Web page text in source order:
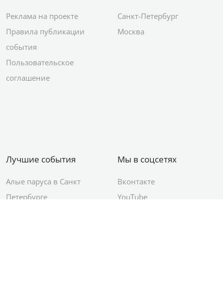
Реклама на проекте
Правила публикации
события
Пользовательское
соглашение
Санкт-Петербург
Москва
Лучшие события
Алые паруса в Санкт
Петербурге
Мы в соцсетях
Вконтакте
YouTube